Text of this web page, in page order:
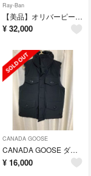
Ray-Ban
【美品】オリバーピープルズOP- 505 雅 Limited edition
¥ 32,000
CANADA GOOSE
CANADA GOOSE ダウンジャケット
¥ 16,000